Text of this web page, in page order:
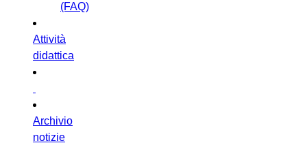
(FAQ)
Attività
didattica
Archivio
notizie